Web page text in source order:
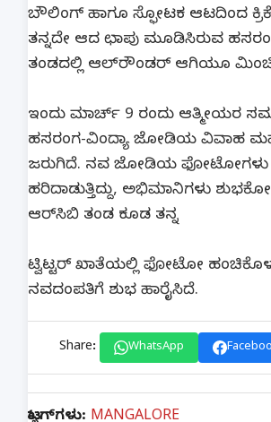
ಬೌಲಿಂಗ್ ಹಾಗೂ ಸ್ಫೋಟಕ ಆಟದಿಂದ
ತನ್ನದೇ ಆದ ಛಾಪು ಮೂಡಿಸಿರುವ
ತಂಡದಲ್ಲಿ ಆಲ್‌ರೌಂಡರ್ ಆಗಿಯೂ
ಇಂದು ಮಾರ್ಚ್ 9 ರಂದು ಆತ್ಮೀಯರ
ಹಸರಂಗ-ವಿಂದ್ಯಾ ಜೋಡಿಯ ವಿವಾಹ
ಜರುಗಿದೆ. ನವ ಜೋಡಿಯ ಫೋಟೋಗಳು
ಹರಿದಾಡುತ್ತಿದ್ದು, ಅಭಿಮಾನಿಗಳು
ಆರ್‌ಸಿಬಿ ತಂಡ ಕೂಡ ತನ್ನ
ಟ್ವಿಟ್ಟರ್ ಖಾತೆಯಲ್ಲಿ ಫೋಟೋ
ನವದಂಪತಿಗೆ ಶುಭ ಹಾರೈಸಿದೆ.
Share: WhatsApp
ಟ್ಯಾಗ್‌ಗಳು: MANGALORE